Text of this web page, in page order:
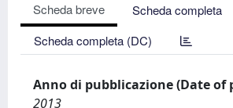
Scheda breve
Scheda completa
Scheda completa (DC)
Anno di pubblicazione (Date of
2013